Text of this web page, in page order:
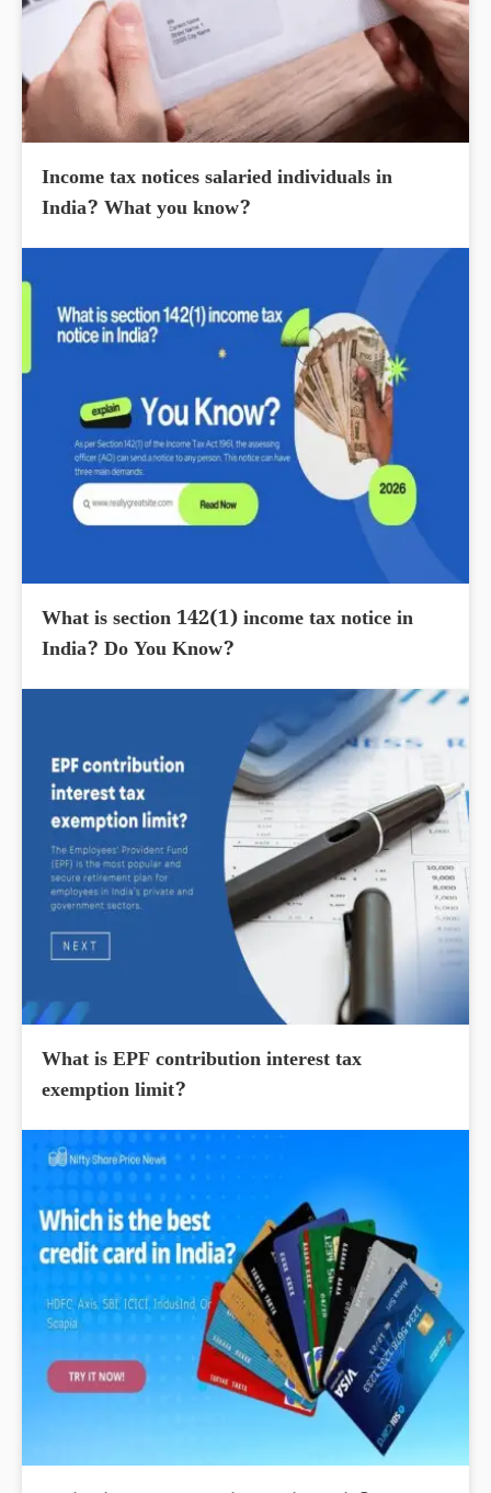
Income tax notices salaried individuals in
India? What you know?
What is section 142(1) income tax notice in
India? Do You Know?
What is EPF contribution interest tax
exemption limit?